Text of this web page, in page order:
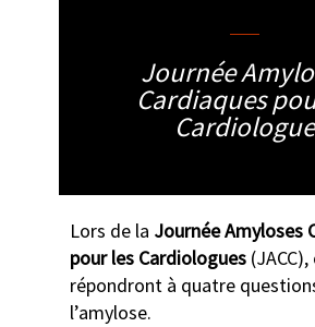
Journée
Cardiaques
Cardiologue
Lors de la Journée Amyloses
pour les Cardiologues
répondront à quatre
l’amylose.